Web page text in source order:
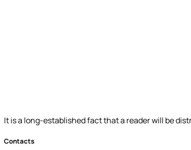
It is a long-established fact that a reader will be
Contacts